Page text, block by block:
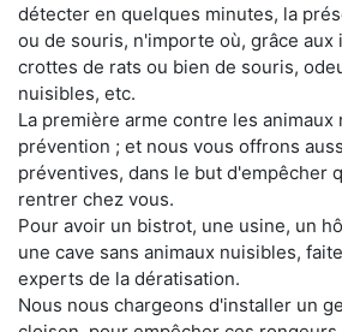
détecter en quelques minutes, la
ou de souris, n'importe où, grâce aux
crottes de rats ou bien de souris,
nuisibles, etc.
La première arme contre les animaux
prévention ; et nous vous offrons
préventives, dans le but d'empêcher
rentrer chez vous.
Pour avoir un bistrot, une usine, un
une cave sans animaux nuisibles,
experts de la dératisation.
Nous nous chargeons d'installer un